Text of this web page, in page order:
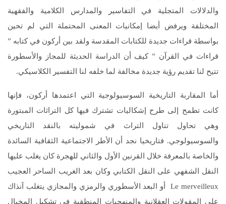
والدلالات المتجلية في التفاسير والمدارس الكلامية والفقهية
المختلفة ويرفض أيضا إمكانيات المعنى المحتملة التي لم تحين
بواسطة قراءات جديدة للكتابات المقدسة ولقد بين أركون في كتابه ”
قراءات في القرآن ” كيف أن الدراسة الحديثة للمجاز والأسطورة
تتيح لنا تقديم رؤية جديدة مخالفة لما خلفه لنا التفسير الكلاسيكي.
أما المقاربة التاريخية السوسيولوجية التي اعتمدها أركون، فإنها
كانت تطمح إلى طرح إشكاليات تشترك فيها كل التراثات المبتورة
وهي تحاول تناول التراث في شموليته بالنقد التاريخي
والسوسيولوجي. فتاريخيا نجد أن الأطر الاجتماعية الثقافية السائدة
والخاصة بالمعرفة خلال القرنين الأول والثاني للهجرة كان يغلب عليها
النقل الشفهي على النقل الكتابي وكان بعد الغريب الساحر العجيب
Le merveilleux أو البعد الأسطوري والرمزي والمجازي يتغلب آنذاك
على المقولات العقلانية والمنهجيات المنطقية في تشكيل المخيال